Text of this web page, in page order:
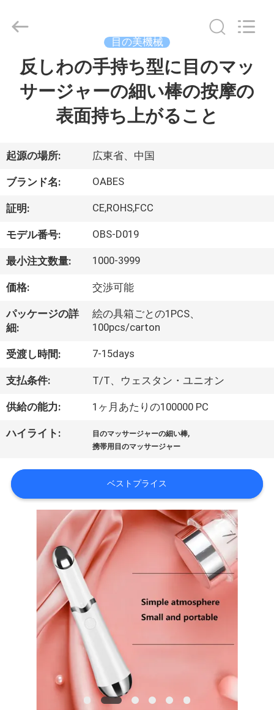
ダ
ク
ト
私
に
つ
い
て
工
場
行
2026
Zhuhai
Reserved.
Developed
目の美機械
反しわの手持ち型に目のマッ
サージャーの細い棒の按摩の
表面持ち上がること
起源の場所: 広東省、中国
ブランド名: OABES
証明: CE,ROHS,FCC
モデル番号: OBS-D019
最小注文数量: 1000-3999
価格: 交渉可能
パッケージの詳
細:
絵の具箱ごとの1PCS、
100pcs/carton
受渡し時間: 7-15days
支払条件: T/T、ウェスタン・ユニオン
供給の能力: 1ヶ月あたりの100000 PC
ハイライト: 目のマッサージャーの細い棒,
携帯用目のマッサージャー
ベストプライス